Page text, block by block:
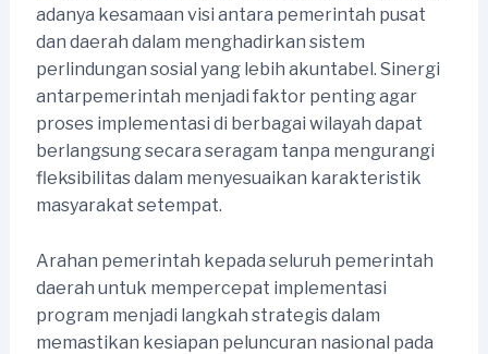
adanya kesamaan visi antara pemerintah pusat
dan daerah dalam menghadirkan sistem
perlindungan sosial yang lebih akuntabel. Sinergi
antarpemerintah menjadi faktor penting agar
proses implementasi di berbagai wilayah dapat
berlangsung secara seragam tanpa mengurangi
fleksibilitas dalam menyesuaikan karakteristik
masyarakat setempat.
Arahan pemerintah kepada seluruh pemerintah
daerah untuk mempercepat implementasi
program menjadi langkah strategis dalam
memastikan kesiapan peluncuran nasional pada